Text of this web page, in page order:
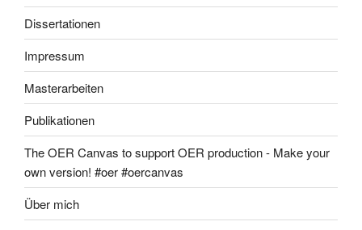
Dissertationen
Impressum
Masterarbeiten
Publikationen
The OER Canvas to support OER production - Make your
own version! #oer #oercanvas
Über mich